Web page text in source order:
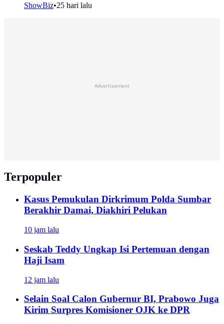
ShowBiz•25 hari lalu
Advertisement
Terpopuler
Kasus Pemukulan Dirkrimum Polda Sumbar
Berakhir Damai, Diakhiri Pelukan
10 jam lalu
Seskab Teddy Ungkap Isi Pertemuan dengan
Haji Isam
12 jam lalu
Selain Soal Calon Gubernur BI, Prabowo Juga
Kirim Surpres Komisioner OJK ke DPR